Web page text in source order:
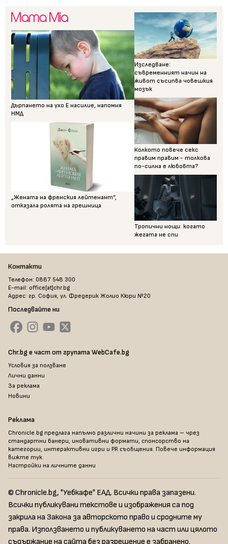
Дърпането на ухо Е насилие, напомня
НМД
„Жената на френския лейтенант“,
отказала ролята на грешница
Изследване:
съвременният начин на
живот съсипва човешкия
мозък
Колкото повече секс
правим правим - толкова
по-силна е любовта?
Тропични нощи: когато
жегата не спи
Контакти
Телефон: 0887 548 300
E-mail: office[at]chr.bg
Адрес: гр. София, ул. Фредерик Жолио Кюри №20
Последвайте ни
Chr.bg е част от групата WebCafe.bg
Условия за ползване
Лични данни
За реклама
Новини
Реклама
Chronicle.bg предлага напълно различни начини за реклама – чрез
стандартни банери, иновативни формати, спонсорство на
категории, интерактивни игри и PR съобщения. Повече информация
вижте тук.
Настройки на личните данни
© Chronicle.bg, "Уебкафе" ЕАД. Всички права запазени.
Всички публикувани текстове и изображения са под
закрила на Закона за авторското право и сродните му
права. Използването и публикуването на част или цялото
съдържание на сайта без разрешение е забранено.